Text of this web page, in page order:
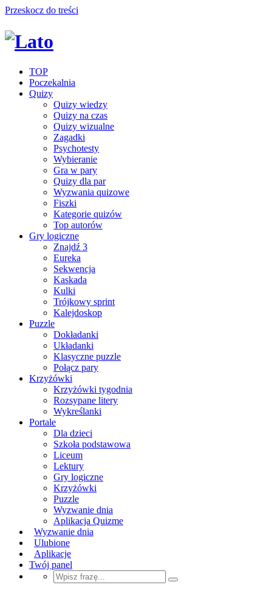
Przeskocz do treści
TOP
Poczekalnia
Quizy
Quizy wiedzy
Quizy na czas
Quizy wizualne
Zagadki
Psychotesty
Wybieranie
Gra w pary
Quizy dla par
Wyzwania quizowe
Fiszki
Kategorie quizów
Top autorów
Gry logiczne
Znajdź 3
Eureka
Sekwencja
Kaskada
Kulki
Trójkowy sprint
Kalejdoskop
Puzzle
Dokładanki
Układanki
Klasyczne puzzle
Połącz pary
Krzyżówki
Krzyżówki tygodnia
Rozsypane litery
Wykreślanki
Portale
Dla dzieci
Szkoła podstawowa
Liceum
Lektury
Gry logiczne
Krzyżówki
Puzzle
Wyzwanie dnia
Aplikacja Quizme
Wyzwanie dnia
Ulubione
Aplikacje
Twój panel